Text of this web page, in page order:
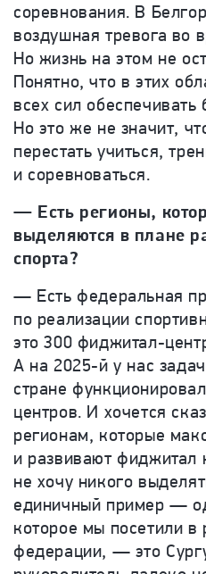
соревнования. В
воздушная тревога во
Но жизнь на этом не
Понятно, что в этих
всех сил обеспечивать
Но это же не значит,
перестать учиться,
и соревноваться.
— Есть регионы,
выделяются в плане
спорта?
— Есть федеральная
по реализации
это 300 фиджитал-
А на 2025-й у нас
стране
центров. И хочется
регионам, которые
и развивают фиджитал
не хочу никого
единичный пример —
которое мы посетили в
федерации, — это